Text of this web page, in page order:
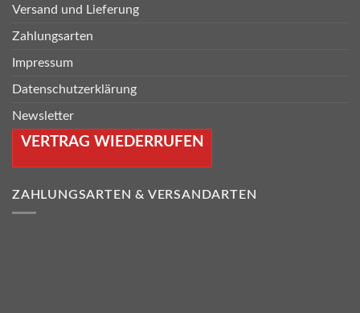
Versand und Lieferung
Zahlungsarten
Impressum
Datenschutzerklärung
Newsletter
VERTRAG WIEDERRUFEN
ZAHLUNGSARTEN & VERSANDARTEN